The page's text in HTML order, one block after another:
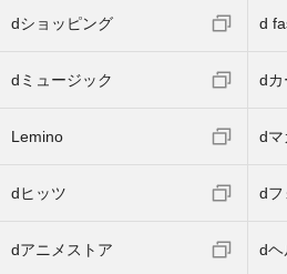
dショッピング d
dミュージック dカ
Lemino dマ
dヒッツ dフ
dアニメストア dヘ